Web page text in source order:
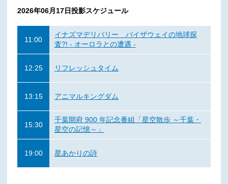
2026年06月17日投影スケジュール
11:00
イナズマデリバリー バイザウェイの地球探
査?! - オーロラとの遭遇 -
12:25 リフレッシュタイム
13:15 アニマルキングダム
15:30
千葉開府 900 年記念番組「星空散歩 ～千葉・
星空の記憶～」
19:00 星あかりの詩